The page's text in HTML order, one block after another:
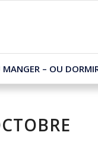
MANGER – OU